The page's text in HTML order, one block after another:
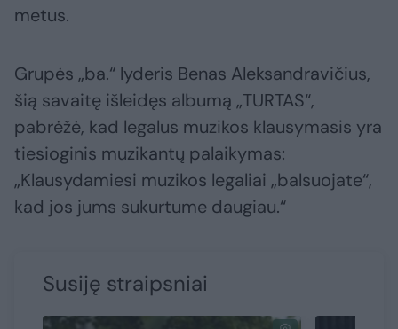
metus.
Grupės „ba.“ lyderis Benas Aleksandravičius,
šią savaitę išleidęs albumą „TURTAS“,
pabrėžė, kad legalus muzikos klausymasis yra
tiesioginis muzikantų palaikymas:
„Klausydamiesi muzikos legaliai „balsuojate“,
kad jos jums sukurtume daugiau.“
Susiję straipsniai